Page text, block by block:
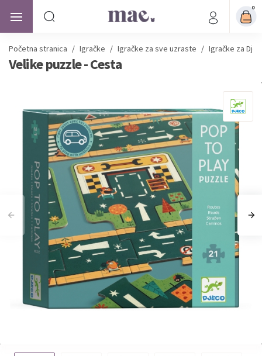
0
Početna stranica / Igračke / Igračke za sve uzraste / Igračke za
Velike puzzle - Cesta